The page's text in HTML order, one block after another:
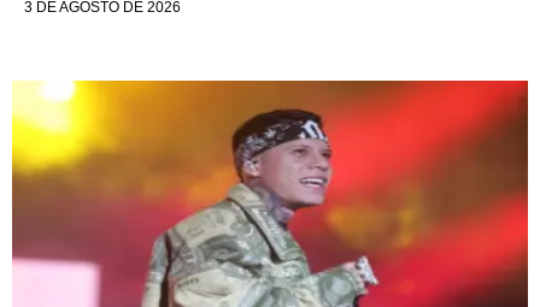
3 DE AGOSTO DE 2026